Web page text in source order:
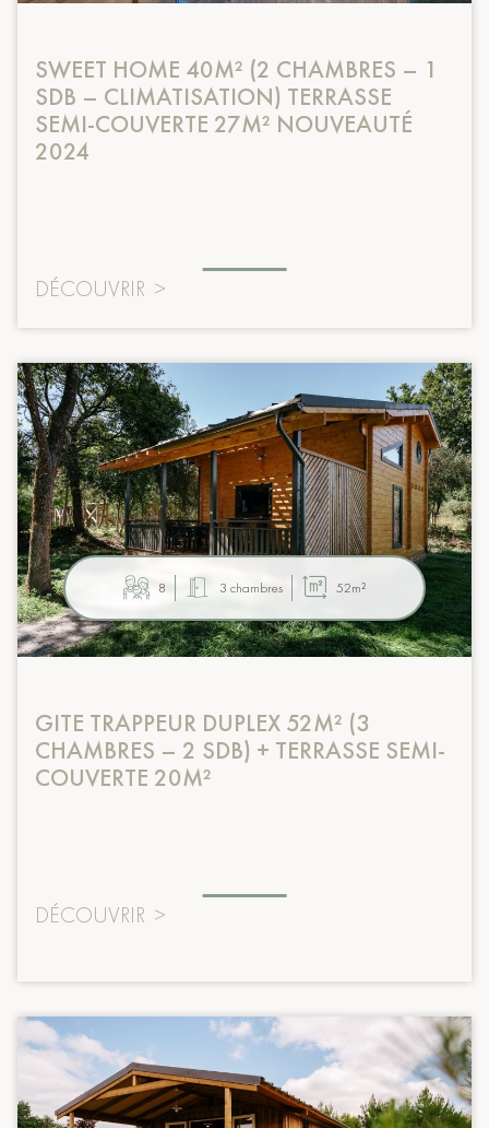
SWEET HOME 40M² (2 CHAMBRES – 1
SDB – CLIMATISATION) TERRASSE
SEMI-COUVERTE 27M² NOUVEAUTÉ
2024
DÉCOUVRIR >
8 3 chambres 52m²
GITE TRAPPEUR DUPLEX 52M² (3
CHAMBRES – 2 SDB) + TERRASSE SEMI-
COUVERTE 20M²
DÉCOUVRIR >